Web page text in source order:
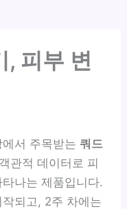
, 피부 변
에서 주목받는쿼드
관적 데이터로 피
나는 제품입니다.
되고, 2주 차에는